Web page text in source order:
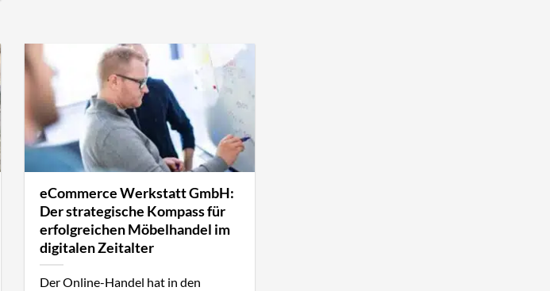
eCommerce Werkstatt GmbH:
Der strategische Kompass für
erfolgreichen Möbelhandel im
digitalen Zeitalter
Der Online-Handel hat in den